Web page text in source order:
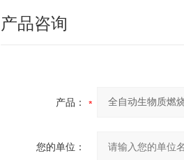
产品咨询
产品：
您的单位：